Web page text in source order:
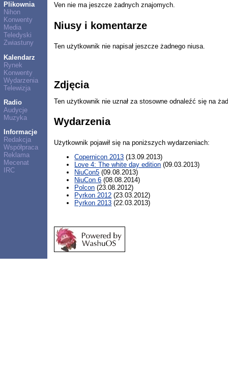
Plikownia
Nihon
Konwenty
Media
Teledyski
Zwiastuny
Kalendarz
Rynek
Konwenty
Wydarzenia
Telewizja
Radio
Audycje
Muzyka
Informacje
Redakcja
Współpraca
Reklama
Mecenat
IRC
Ven nie ma jeszcze żadnych znajomych.
Niusy i komentarze
Ten użytkownik nie napisał jeszcze żadnego niusa.
Zdjęcia
Ten użytkownik nie uznał za stosowne odnaleźć się na
Wydarzenia
Użytkownik pojawił się na poniższych wydarzeniach:
Copernicon 2013 (13.09.2013)
Love 4: The white day edition (09.03.2013)
NiuCon5 (09.08.2013)
NiuCon 6 (08.08.2014)
Polcon (23.08.2012)
Pyrkon 2012 (23.03.2012)
Pyrkon 2013 (22.03.2013)